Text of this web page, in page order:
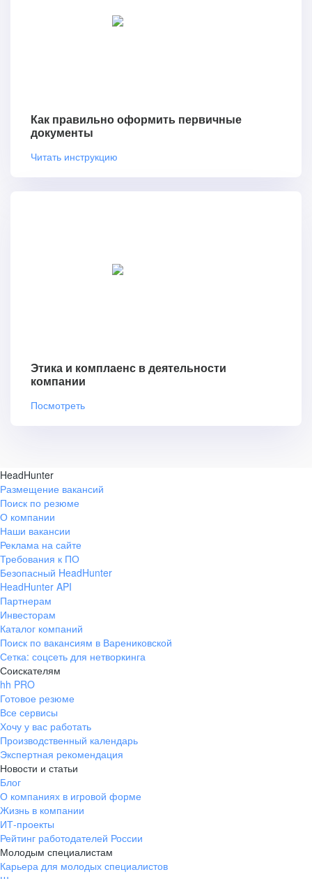
Как правильно оформить первичные
документы
Читать инструкцию
Этика и комплаенс в деятельности
компании
Посмотреть
HeadHunter
Размещение вакансий
Поиск по резюме
О компании
Наши вакансии
Реклама на сайте
Требования к ПО
Безопасный HeadHunter
HeadHunter API
Партнерам
Инвесторам
Каталог компаний
Поиск по вакансиям в Варениковской
Сетка: соцсеть для нетворкинга
Соискателям
hh PRO
Готовое резюме
Все сервисы
Хочу у вас работать
Производственный календарь
Экспертная рекомендация
Новости и статьи
Блог
О компаниях в игровой форме
Жизнь в компании
ИТ-проекты
Рейтинг работодателей России
Молодым специалистам
Карьера для молодых специалистов